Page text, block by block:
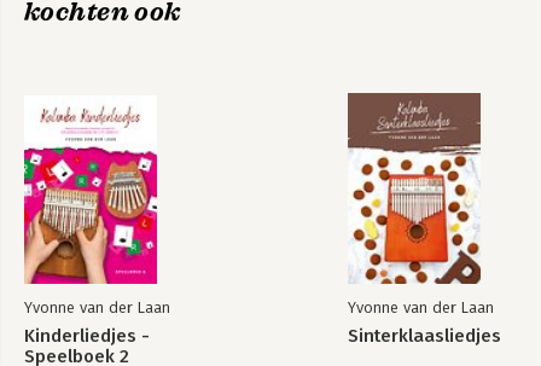
kochten ook
Yvonne van der Laan
Kinderliedjes -
Speelboek 2
Yvonne van der Laan
Sinterklaasliedjes